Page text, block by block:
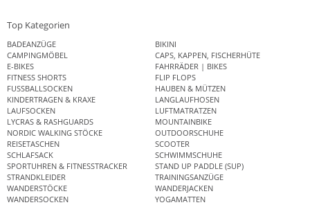
Top Kategorien
BADEANZÜGE
BIKINI
CAMPINGMÖBEL
CAPS, KAPPEN, FISCHERHÜTE
E-BIKES
FAHRRÄDER | BIKES
FITNESS SHORTS
FLIP FLOPS
FUSSBALLSOCKEN
HAUBEN & MÜTZEN
KINDERTRAGEN & KRAXE
LANGLAUFHOSEN
LAUFSOCKEN
LUFTMATRATZEN
LYCRAS & RASHGUARDS
MOUNTAINBIKE
NORDIC WALKING STÖCKE
OUTDOORSCHUHE
REISETASCHEN
SCOOTER
SCHLAFSACK
SCHWIMMSCHUHE
SPORTUHREN & FITNESSTRACKER
STAND UP PADDLE (SUP)
STRANDKLEIDER
TRAININGSANZÜGE
WANDERSTÖCKE
WANDERJACKEN
WANDERSOCKEN
YOGAMATTEN